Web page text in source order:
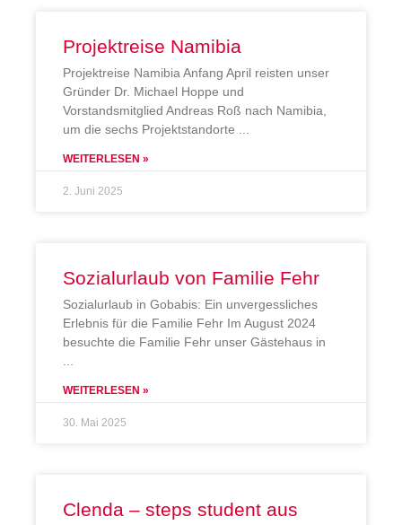
Projektreise Namibia
Projektreise Namibia Anfang April reisten unser
Gründer Dr. Michael Hoppe und
Vorstandsmitglied Andreas Roß nach Namibia,
um die sechs Projektstandorte
WEITERLESEN »
2. Juni 2025
Sozialurlaub von Familie Fehr
Sozialurlaub in Gobabis: Ein unvergessliches
Erlebnis für die Familie Fehr Im August 2024
besuchte die Familie Fehr unser Gästehaus in
WEITERLESEN »
30. Mai 2025
Clenda – steps student aus